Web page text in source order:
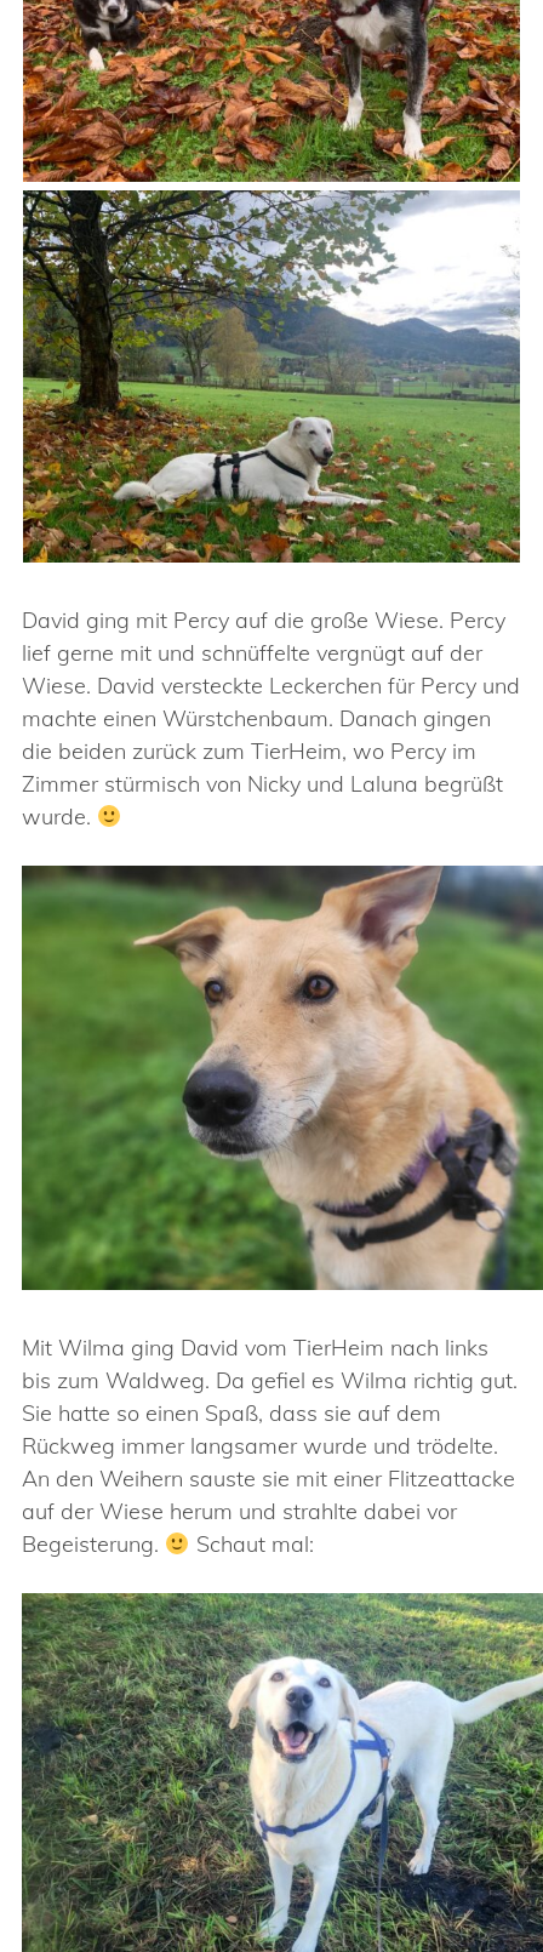
David ging mit Percy auf die große Wiese. Percy
lief gerne mit und schnüffelte vergnügt auf der
Wiese. David versteckte Leckerchen für Percy und
machte einen Würstchenbaum. Danach gingen
die beiden zurück zum TierHeim, wo Percy im
Zimmer stürmisch von Nicky und Laluna begrüßt
wurde.
Mit Wilma ging David vom TierHeim nach links
bis zum Waldweg. Da gefiel es Wilma richtig gut.
Sie hatte so einen Spaß, dass sie auf dem
Rückweg immer langsamer wurde und trödelte.
An den Weihern sauste sie mit einer Flitzeattacke
auf der Wiese herum und strahlte dabei vor
Begeisterung.
Schaut mal: